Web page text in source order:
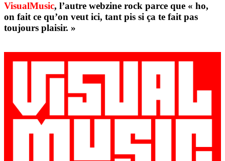
VisualMusic, l’autre webzine rock parce que « ho,
on fait ce qu’on veut ici, tant pis si ça te fait pas
toujours plaisir. »